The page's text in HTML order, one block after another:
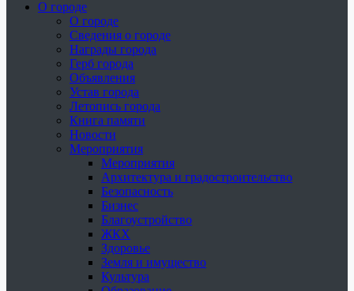
О городе
О городе
Сведения о городе
Награды города
Герб города
Объявления
Устав города
Летопись города
Книга памяти
Новости
Мероприятия
Мероприятия
Архитектура и градостроительство
Безопасность
Бизнес
Благоустройство
ЖКХ
Здоровье
Земля и имущество
Культура